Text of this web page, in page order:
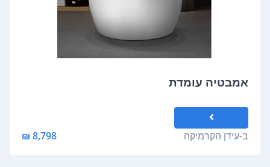
אמבטיה עומדת
ב-עידן הקרמיקה 8,798 ₪